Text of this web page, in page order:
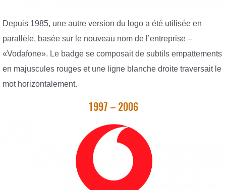
Depuis 1985, une autre version du logo a été utilisée en
parallèle, basée sur le nouveau nom de l’entreprise –
«Vodafone». Le badge se composait de subtils empattements
en majuscules rouges et une ligne blanche droite traversait le
mot horizontalement.
1997 – 2006